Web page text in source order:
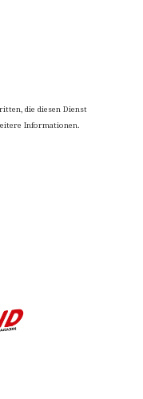
die diesen Dienst
Informationen.